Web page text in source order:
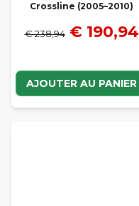
Crossline (2005–2010)
€ 238,94 € 190,94
AJOUTER AU PANIER